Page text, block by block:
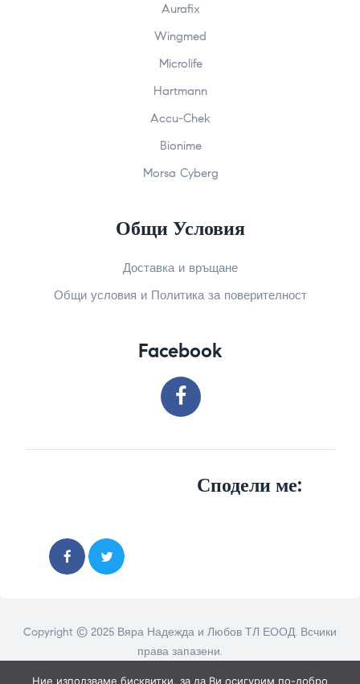
Aurafix
Wingmed
Microlife
Hartmann
Accu-Chek
Bionime
Morsa Cyberg
Общи Условия
Доставка и връщане
Общи условия и Политика за поверителност
Facebook
Сподели ме:
Copyright © 2025 Вяра Надежда и Любов ТЛ ЕООД. Всчики
права запазени.
Ние използваме бисквитки, за да Ви осигурим по-добро